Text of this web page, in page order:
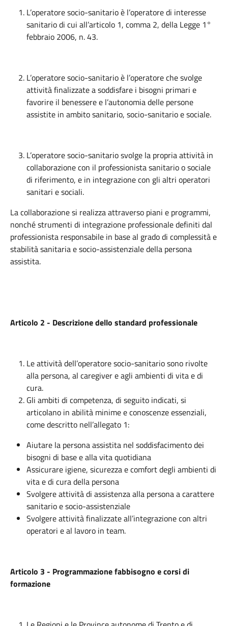
L’operatore socio-sanitario è l’operatore di interesse
sanitario di cui all’articolo 1, comma 2, della Legge 1°
febbraio 2006, n. 43.
L’operatore socio-sanitario è l’operatore che svolge
attività finalizzate a soddisfare i bisogni primari e
favorire il benessere e l’autonomia delle persone
assistite in ambito sanitario, socio-sanitario e sociale.
L’operatore socio-sanitario svolge la propria attività in
collaborazione con il professionista sanitario o sociale
di riferimento, e in integrazione con gli altri operatori
sanitari e sociali.
La collaborazione si realizza attraverso piani e programmi,
nonché strumenti di integrazione professionale definiti dal
professionista responsabile in base al grado di complessità e
stabilità sanitaria e socio-assistenziale della persona
assistita.
Articolo 2 - Descrizione dello standard professionale
Le attività dell’operatore socio-sanitario sono rivolte
alla persona, al caregiver e agli ambienti di vita e di
cura.
Gli ambiti di competenza, di seguito indicati, si
articolano in abilità minime e conoscenze essenziali,
come descritto nell’allegato 1:
Aiutare la persona assistita nel soddisfacimento dei
bisogni di base e alla vita quotidiana
Assicurare igiene, sicurezza e comfort degli ambienti di
vita e di cura della persona
Svolgere attività di assistenza alla persona a carattere
sanitario e socio-assistenziale
Svolgere attività finalizzate all’integrazione con altri
operatori e al lavoro in team.
Articolo 3 - Programmazione fabbisogno e corsi di
formazione